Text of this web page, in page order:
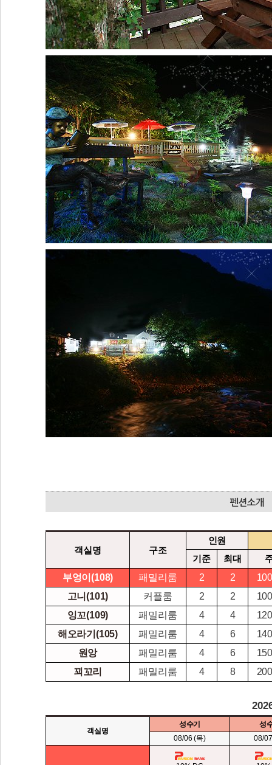
객실명 구조
인원
기준
최대
부엉이(108)
패밀리룸 2 2
고니(101)
커플룸 2 2
잉꼬(109)
패밀리룸 4 4
해오라기(105)
패밀리룸 4 6
원앙
패밀리룸 4 6
꾀꼬리
패밀리룸 4 8